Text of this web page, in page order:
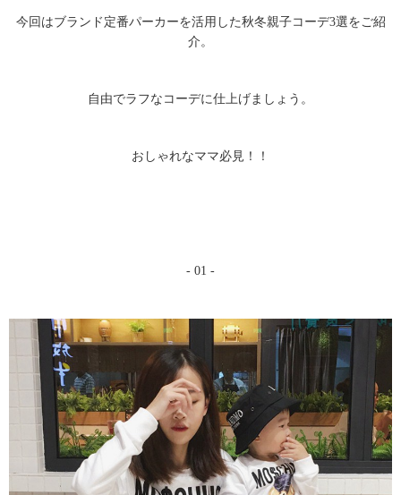
今回はブランド定番パーカーを活用した秋冬親子コーデ3選をご紹
介。
自由でラフなコーデに仕上げましょう。
おしゃれなママ必見！！
- 01 -